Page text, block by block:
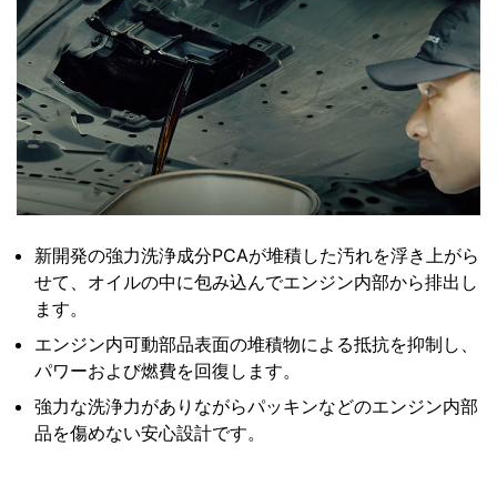
新開発の強力洗浄成分PCAが堆積した汚れを浮き上がら
せて、オイルの中に包み込んでエンジン内部から排出し
ます。
エンジン内可動部品表面の堆積物による抵抗を抑制し、
パワーおよび燃費を回復します。
強力な洗浄力がありながらパッキンなどのエンジン内部
品を傷めない安心設計です。